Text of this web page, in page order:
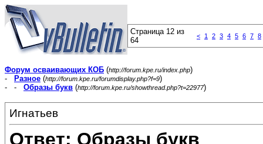
Страница 12 из
64
< 1 2 3 4 5 6 7 8
Форум осваивающих КОБ (http://forum.kpe.ru/index.php)
-
Разное (http://forum.kpe.ru/forumdisplay.php?f=9)
- - Образы букв (http://forum.kpe.ru/showthread.php?t=22977)
Игнатьев
Ответ: Образы букв